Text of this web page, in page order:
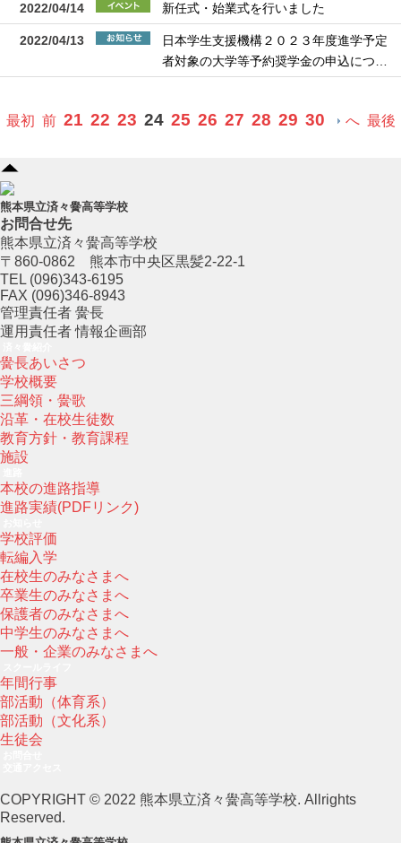
2022/04/14 新任式・始業式を行いました
2022/04/13
日本学生支援機構２０２３年度進学予定
者対象の大学等予約奨学金の申込につ…
最初 前 21 22 23 24 25 26 27 28 29 30 へ 最後
熊本県立済々黌高等学校
お問合せ先
熊本県立済々黌高等学校
〒860-0862 熊本市中央区黒髪2-22-1
TEL (096)343-6195
FAX (096)346-8943
管理責任者 黌長
運用責任者 情報企画部
黌長あいさつ
学校概要
三綱領・黌歌
沿革・在校生徒数
教育方針・教育課程
施設
本校の進路指導
進路実績(PDFリンク)
学校評価
転編入学
在校生のみなさまへ
卒業生のみなさまへ
保護者のみなさまへ
中学生のみなさまへ
一般・企業のみなさまへ
年間行事
部活動（体育系）
部活動（文化系）
生徒会
COPYRIGHT © 2022 熊本県立済々黌高等学校. Allrights
Reserved.